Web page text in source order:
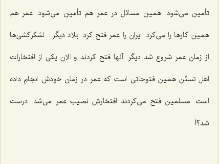
تأمین می‌شود. همین مسائل در عمر هم تأمین می‌شود. عمر هم
همین کارها را می‌کرد. ایران را عمر فتح کرد. بلاد دیگر... لشکرکشی‌ها
از زمان عمر شروع شد دیگر. آنها فتح کردند و الان یکی از افتخارات
اهل تسنّن همین فتوحاتی است که عمر در زمان خودش انجام داده
است. مسلمین فتح می‌کردند افتخارش نصیب عمر می‌شد. درست
شد؟!